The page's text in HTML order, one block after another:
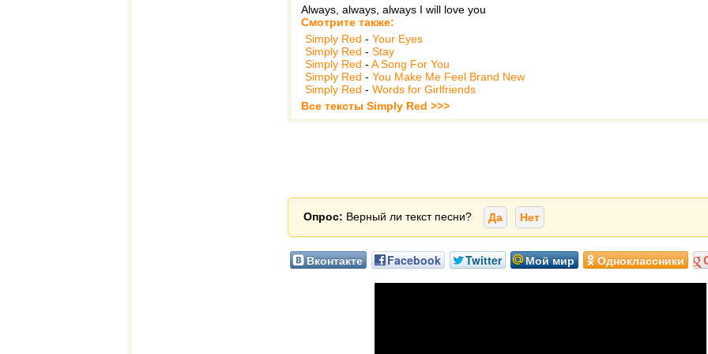
Always, always, always I will love you
Смотрите также:
Simply Red - Your Eyes
Simply Red - Stay
Simply Red - A Song For You
Simply Red - You Make Me Feel Brand New
Simply Red - Words for Girlfriends
Все тексты Simply Red >>>
Опрос: Верный ли текст песни? Да Нет
Вконтакте Facebook Twitter Мой мир Одноклассники